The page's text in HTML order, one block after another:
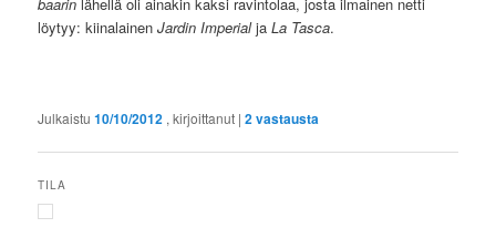
löytyy: kiinalainen Jardin ImperialjaLa Tasca.
Julkaistu10/10/2012 , kirjoittanut |2vastausta
TILA